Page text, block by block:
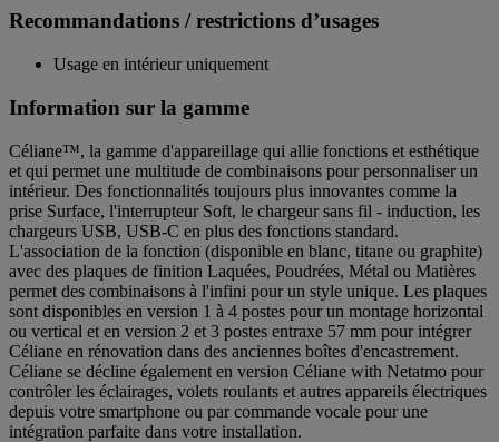
Recommandations / restrictions d’usages
Usage en intérieur uniquement
Information sur la gamme
Céliane™, la gamme d'appareillage qui allie fonctions et esthétique
et qui permet une multitude de combinaisons pour personnaliser un
intérieur. Des fonctionnalités toujours plus innovantes comme la
prise Surface, l'interrupteur Soft, le chargeur sans fil - induction, les
chargeurs USB, USB-C en plus des fonctions standard.
L'association de la fonction (disponible en blanc, titane ou graphite)
avec des plaques de finition Laquées, Poudrées, Métal ou Matières
permet des combinaisons à l'infini pour un style unique. Les plaques
sont disponibles en version 1 à 4 postes pour un montage horizontal
ou vertical et en version 2 et 3 postes entraxe 57 mm pour intégrer
Céliane en rénovation dans des anciennes boîtes d'encastrement.
Céliane se décline également en version Céliane with Netatmo pour
contrôler les éclairages, volets roulants et autres appareils électriques
depuis votre smartphone ou par commande vocale pour une
intégration parfaite dans votre installation.